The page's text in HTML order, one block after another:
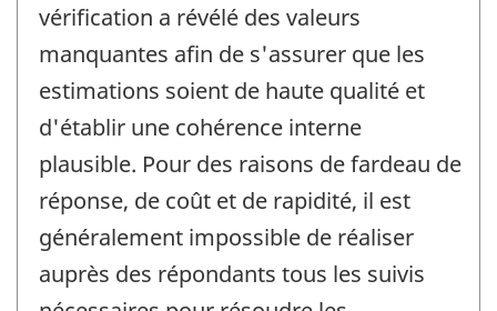
vérification a révélé des valeurs
manquantes afin de s'assurer que les
estimations soient de haute qualité et
d'établir une cohérence interne
plausible. Pour des raisons de fardeau de
réponse, de coût et de rapidité, il est
généralement impossible de réaliser
auprès des répondants tous les suivis